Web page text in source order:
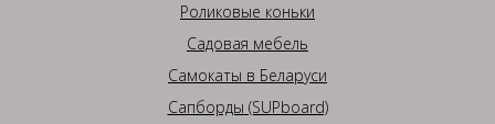
Роликовые коньки
Садовая мебель
Самокаты в Беларуси
Сапборды (SUPboard)